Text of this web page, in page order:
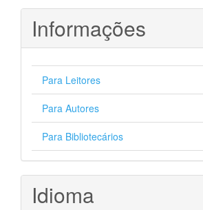
Informações
Para Leitores
Para Autores
Para Bibliotecários
Idioma